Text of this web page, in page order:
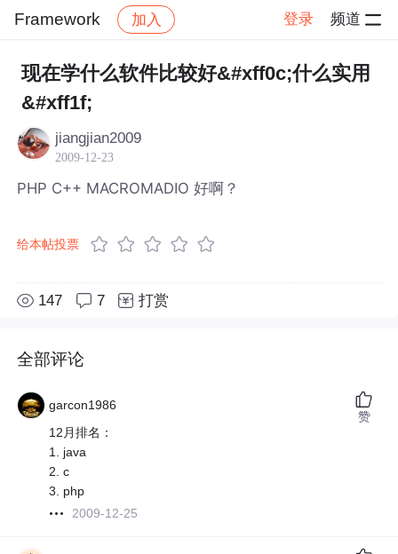
Framework 加入 登录 频道
社区 Framework 帖子详情
现在学什么软件比较好&#xff0c;什么实用
&#xff1f;
jiangjian2009
2009-12-23
PHP C++ MACROMADIO 好啊？
给本帖投票
147 7 打赏
全部评论
garcon1986
12月排名：
1. java
2. c
3. php
2009-12-25
赞